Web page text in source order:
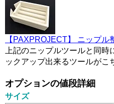
【PAXPROJECT】 ニップル
上記のニップルツールと同
ックアップ出来るツールがこ
オプションの値段詳細
サイズ